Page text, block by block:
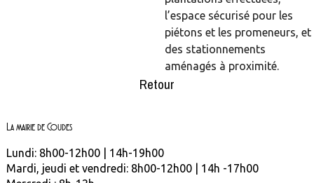
l’espace sécurisé pour les
piétons et les promeneurs, et
des stationnements
aménagés à proximité.
Retour
La mairie de Coudes
Lundi: 8h00-12h00 | 14h-19h00
Mardi, jeudi et vendredi: 8h00-12h00 | 14h -17h00